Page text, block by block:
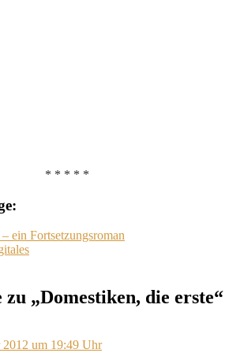
* * * * *
ein Fortsetzungsroman
„Domestiken, die erste“
2012 um 19:49 Uhr